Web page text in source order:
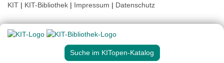
KIT | KIT-Bibliothek | Impressum | Datenschutz
Suche im KITopen-Katalog